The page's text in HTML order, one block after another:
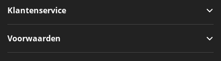
Klantenservice
Voorwaarden